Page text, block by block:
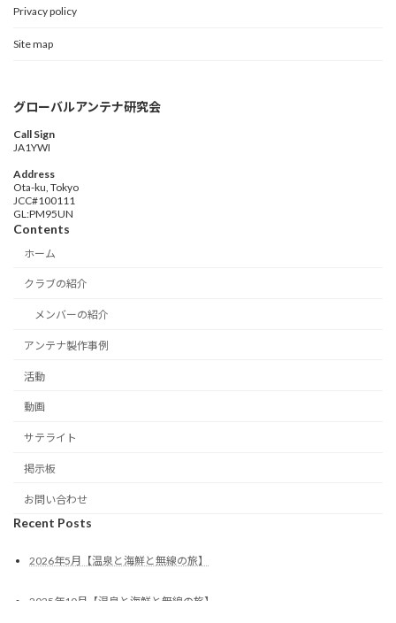
Privacy policy
Site map
グローバルアンテナ研究会
Call Sign
JA1YWI
Address
Ota-ku, Tokyo
JCC#100111
GL:PM95UN
Contents
ホーム
クラブの紹介
メンバーの紹介
アンテナ製作事例
活動
動画
サテライト
掲示板
お問い合わせ
Recent Posts
2026年5月【温泉と海鮮と無線の旅】
2025年10月【温泉と海鮮と無線の旅】